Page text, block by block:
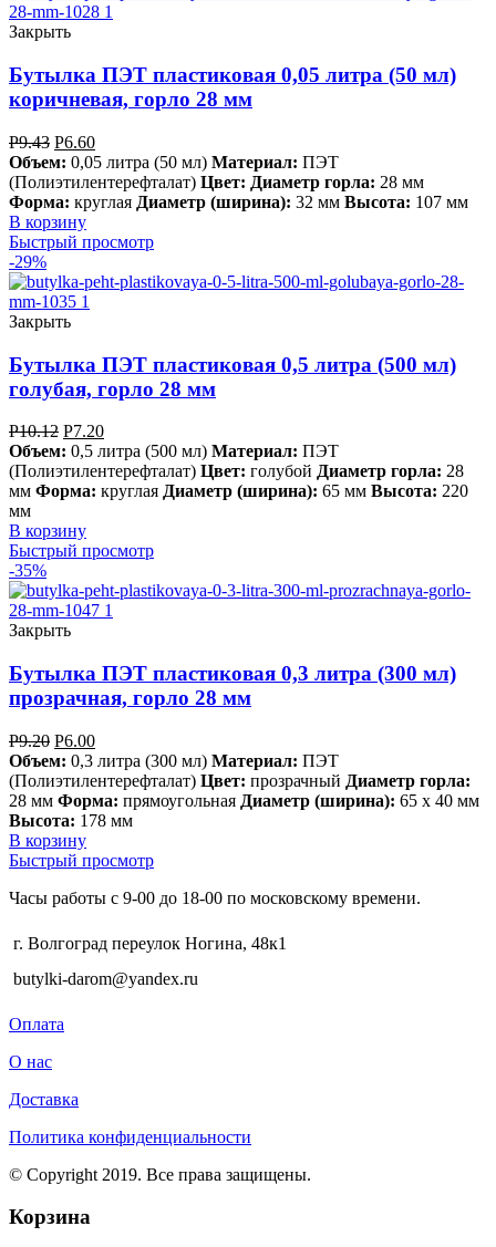
Закрыть
Бутылка ПЭТ пластиковая 0,05 литра (50 мл)
коричневая, горло 28 мм
Р9.43 Р6.60
Объем: 0,05 литра (50 мл) Материал: ПЭТ
(Полиэтилентерефталат) Цвет: Диаметр горла: 28 мм
Форма: круглая Диаметр (ширина): 32 мм Высота: 107 мм
В корзину
Быстрый просмотр
-29%
Закрыть
Бутылка ПЭТ пластиковая 0,5 литра (500 мл)
голубая, горло 28 мм
Р10.12 Р7.20
Объем: 0,5 литра (500 мл) Материал: ПЭТ
(Полиэтилентерефталат) Цвет: голубой Диаметр горла: 28
мм Форма: круглая Диаметр (ширина): 65 мм Высота: 220
мм
В корзину
Быстрый просмотр
-35%
Закрыть
Бутылка ПЭТ пластиковая 0,3 литра (300 мл)
прозрачная, горло 28 мм
Р9.20 Р6.00
Объем: 0,3 литра (300 мл) Материал: ПЭТ
(Полиэтилентерефталат) Цвет: прозрачный Диаметр горла:
28 мм Форма: прямоугольная Диаметр (ширина): 65 х 40 мм
Высота: 178 мм
В корзину
Быстрый просмотр
Часы работы с 9-00 до 18-00 по московскому времени.
г. Волгоград переулок Ногина, 48к1
butylki-darom@yandex.ru
Оплата
О нас
Доставка
Политика конфиденциальности
© Copyright 2019. Все права защищены.
Корзина